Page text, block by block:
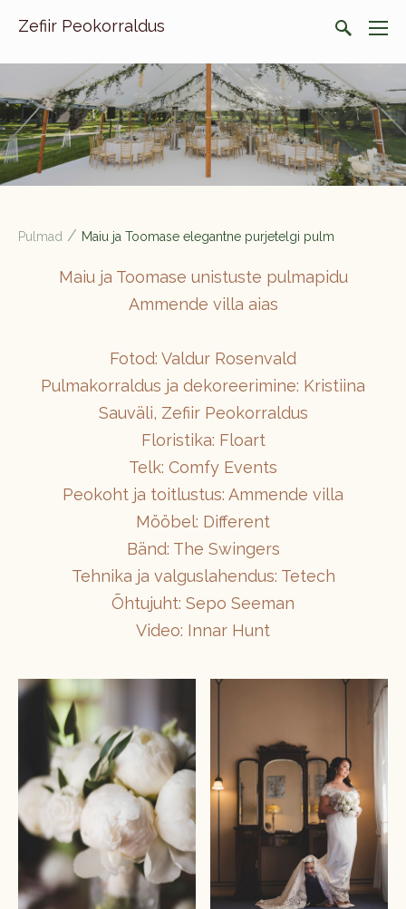
Zefiir Peokorraldus
Pulmad / Maiu ja Toomase elegantne purjetelgi pulm
Maiu ja Toomase unistuste pulmapidu
Ammende villa aias
Fotod: Valdur Rosenvald
Pulmakorraldus ja dekoreerimine: Kristiina
Sauväli, Zefiir Peokorraldus
Floristika: Floart
Telk: Comfy Events
Peokoht ja toitlustus: Ammende villa
Mööbel: Different
Bänd: The Swingers
Tehnika ja valguslahendus: Tetech
Õhtujuht: Sepo Seeman
Video: Innar Hunt